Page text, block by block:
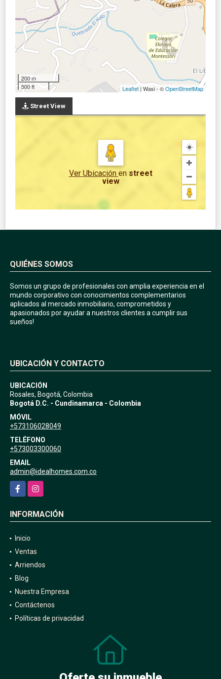
200 m
500 ft
Leaflet | Wasi - ©OpenStreetMap
Street View
Ver Ubicación en street
view
QUIÉNES SOMOS
Somos un grupo de profesionales con amplia experiencia en el
mundo corporativo con conocimientos complementarios
aplicados al mercado inmobiliario, comprometidos y
apasionados por ayudar a nuestros clientes a cumplir sus
sueños!
UBICACIÓN Y CONTACTO
UBICACIÓN
Rosales, Bogotá, Colombia
Bogotá D.C. - Cundinamarca - Colombia
MÓVIL
+573106028049
TELÉFONO
+573003300060
EMAIL
admin@idealhomes.com.co
FacebookInstagram
INFORMACIÓN
Inicio
Ventas
Arriendos
Blog
Nuestra Empresa
Contáctenos
Políticas de privacidad